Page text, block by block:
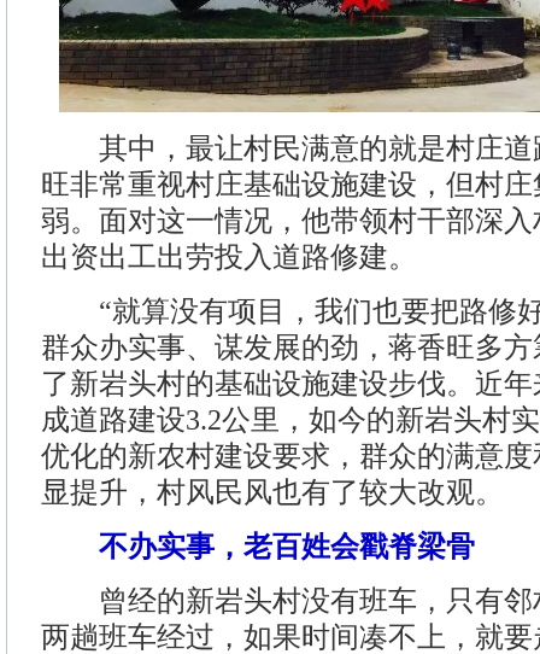
其中，最让村民满意的就是村庄道
旺非常重视村庄基础设施建设，但村
弱。面对这一情况，他带领村干部深
出资出工出劳投入道路修建。
“就算没有项目，我们也要把路修
群众办实事、谋发展的劲，蒋香旺多
了新岩头村的基础设施建设步伐。近
成道路建设3.2公里，如今的新岩头村
优化的新农村建设要求，群众的满意
显提升，村风民风也有了较大改观。
不办实事，老百姓会戳脊梁骨
曾经的新岩头村没有班车，只有邻
两趟班车经过，如果时间凑不上，就